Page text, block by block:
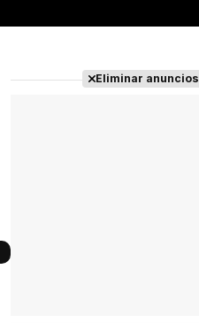
Eliminar anuncios